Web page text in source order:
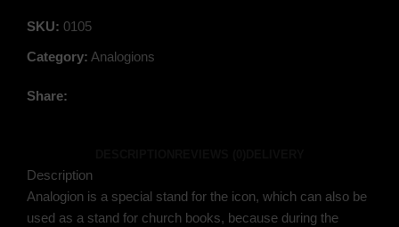
SKU: 0105
Category: Analogions
Share:
Description
Analogion is a special stand for the icon, which can also be
used as a stand for church books, because during the